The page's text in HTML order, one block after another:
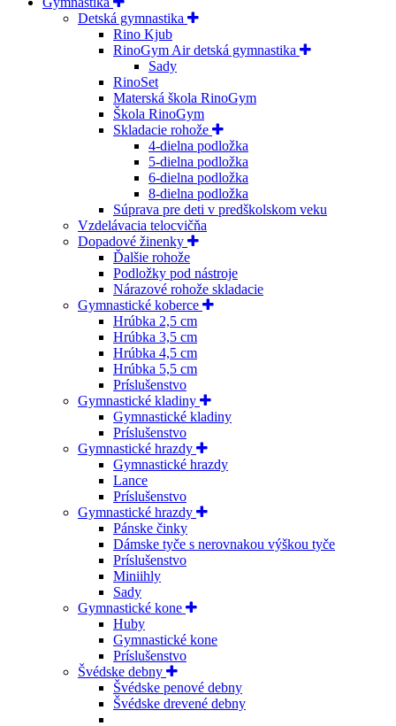
Detská gymnastika
Rino Kjub
RinoGym Air detská gymnastika
Sady
RinoSet
Materská škola RinoGym
Škola RinoGym
Skladacie rohože
4-dielna podložka
5-dielna podložka
6-dielna podložka
8-dielna podložka
Súprava pre deti v predškolskom veku
Vzdelávacia telocvičňa
Dopadové žinenky
Ďalšie rohože
Podložky pod nástroje
Nárazové rohože skladacie
Gymnastické koberce
Hrúbka 2,5 cm
Hrúbka 3,5 cm
Hrúbka 4,5 cm
Hrúbka 5,5 cm
Príslušenstvo
Gymnastické kladiny
Gymnastické kladiny
Príslušenstvo
Gymnastické hrazdy
Gymnastické hrazdy
Lance
Príslušenstvo
Gymnastické hrazdy
Pánske činky
Dámske tyče s nerovnakou výškou tyče
Príslušenstvo
Miniihly
Sady
Gymnastické kone
Huby
Gymnastické kone
Príslušenstvo
Švédske debny
Švédske penové debny
Švédske drevené debny